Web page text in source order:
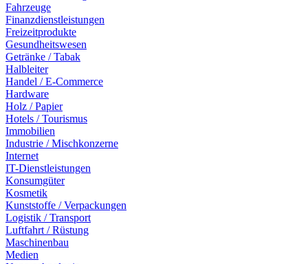
Fahrzeuge
Finanzdienstleistungen
Freizeitprodukte
Gesundheitswesen
Getränke / Tabak
Halbleiter
Handel / E-Commerce
Hardware
Holz / Papier
Hotels / Tourismus
Immobilien
Industrie / Mischkonzerne
Internet
IT-Dienstleistungen
Konsumgüter
Kosmetik
Kunststoffe / Verpackungen
Logistik / Transport
Luftfahrt / Rüstung
Maschinenbau
Medien